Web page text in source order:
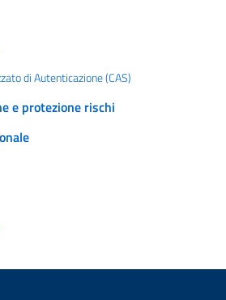
di Autenticazione (CAS)
e protezione rischi